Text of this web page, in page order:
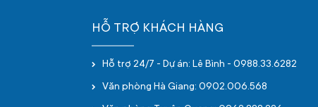
HỖ TRỢ KHÁCH HÀNG
Hỗ trợ 24/7 - Dự án: Lê Bình - 0988.33.6282
Văn phòng Hà Giang: 0902.006.568